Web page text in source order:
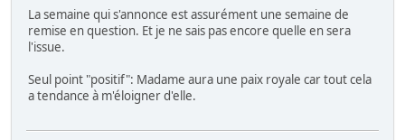
La semaine qui s'annonce est assurément une semaine de
remise en question. Et je ne sais pas encore quelle en sera
l'issue.
Seul point "positif": Madame aura une paix royale car tout cela
a tendance à m'éloigner d'elle.